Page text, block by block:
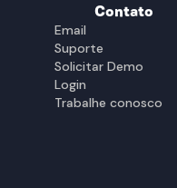
Contato
Email
Suporte
Solicitar Demo
Login
Trabalhe conosco